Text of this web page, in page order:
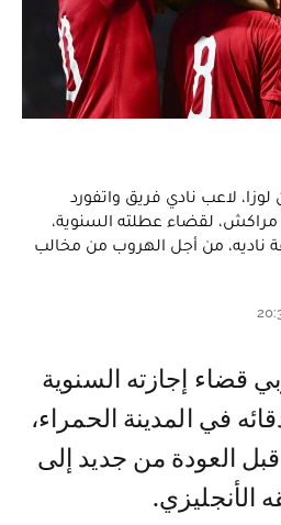
لوزا، لاعب نادي فريق واتفورد
مراكش، لقضاء عطلته السنوية،
من أجل الهروب من مخالب
قضاء إجازته السنوية
في المدينة الحمراء،
قبل العودة من جديد إلى
الأنجليزي.